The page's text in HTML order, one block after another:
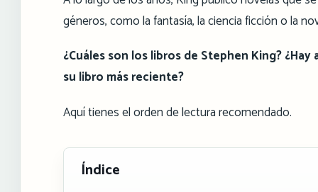
géneros, como la fantasía, la ciencia ficción o la
¿Cuáles son los libros de Stephen King? ¿Hay
su libro más reciente?
Aquí tienes el orden de lectura recomendado.
Índice